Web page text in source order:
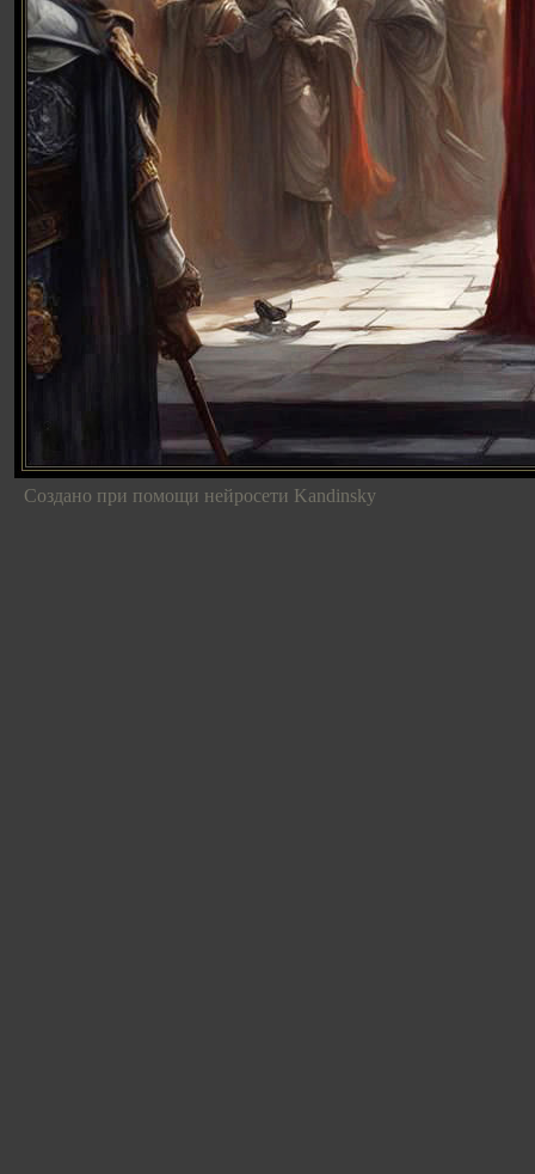
Создано при помощи нейросети Kandinsky